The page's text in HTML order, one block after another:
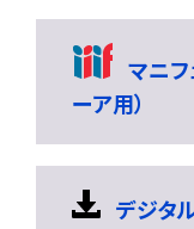
マニフ
ーア用）
デジタ